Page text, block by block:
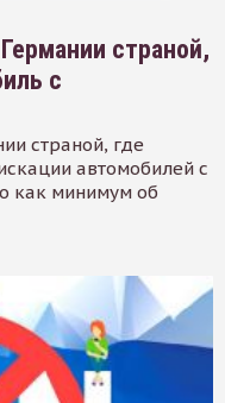
страной,
с
страной, где
автомобилей с
как минимум об